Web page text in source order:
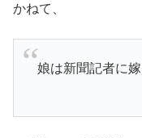
かねて、
娘は新聞記者に